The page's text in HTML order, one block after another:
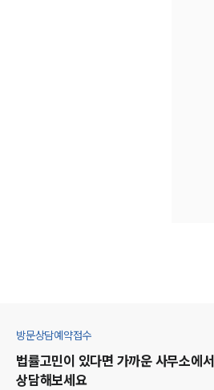
방문상담예약접수
법률고민이 있다면 가까운 사무소에서
상담해보세요